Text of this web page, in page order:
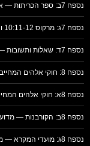
נספח 7ב: ספר הכריתות — אמיתות ומיתוסים
נספח 7ג: מרקוס 10:11-12 והשוויון המדומה בניאוף
נספח 7ד: שאלות ותשובות — בתולות, אלמנות וגרושות
נספח 8: חוקי אלהים המחייבים את המקדש
נספח 8א: חוקי אלהים המחייבים את המקדש
נספח 8ב: הקורבנות — מדוע אין אפשרות לקיימם כיום
נספח 8ג: מועדי המקרא — מדוע אין אפשרות לקיים אף אחד מהם כיום